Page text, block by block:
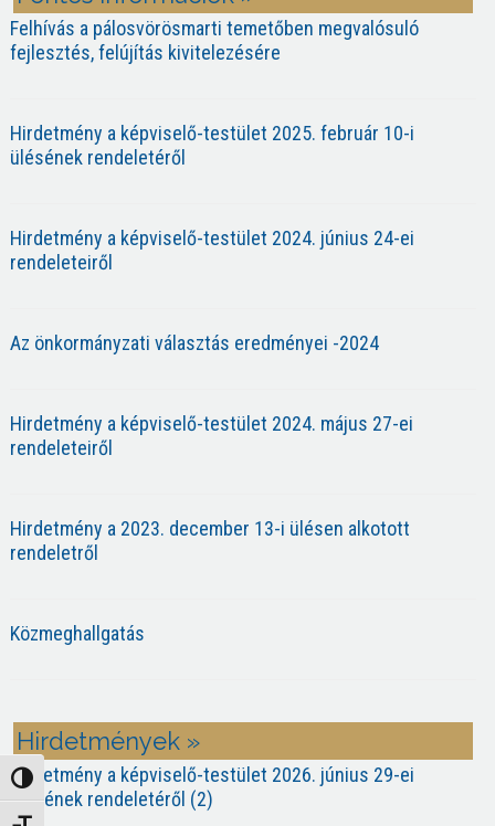
Nagy kontraszt váltása
Felhívás a pálosvörösmarti temetőben megvalósuló
fejlesztés, felújítás kivitelezésére
Hirdetmény a képviselő-testület 2025. február 10-i
ülésének rendeletéről
Hirdetmény a képviselő-testület 2024. június 24-ei
rendeleteiről
Az önkormányzati választás eredményei -2024
Hirdetmény a képviselő-testület 2024. május 27-ei
rendeleteiről
Hirdetmény a 2023. december 13-i ülésen alkotott
rendeletről
Közmeghallgatás
Hirdetmények »
Hirdetmény a képviselő-testület 2026. június 29-ei
ülésének rendeletéről (2)